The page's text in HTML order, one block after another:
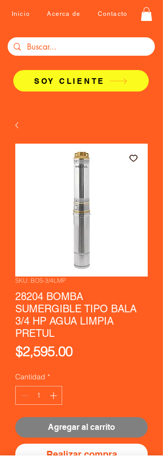
Inicio Acerca de Contacto
SOY CLIENTE
SKU: BOS-3/4LMP
28204 BOMBA
SUMERGIBLE TIPO BALA
3/4 HP AGUA LIMPIA
PRETUL
$2,595.00Precio
Cantidad *
Agregar al carrito
Realizar compra